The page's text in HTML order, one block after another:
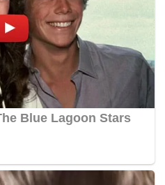
sebelum dipindahkan ke
selepas itu, doktor mengambil
ke Hospital Kuala Lumpur,
dengan kehilangan
kaki kiri serta mengalami